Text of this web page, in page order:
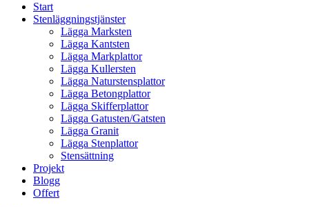
Start
Stenläggningstjänster
Lägga Marksten
Lägga Kantsten
Lägga Markplattor
Lägga Kullersten
Lägga Naturstensplattor
Lägga Betongplattor
Lägga Skifferplattor
Lägga Gatusten/Gatsten
Lägga Granit
Lägga Stenplattor
Stensättning
Projekt
Blogg
Offert